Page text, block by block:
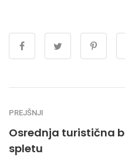
PREJŠNJI
Osrednja turistična
spletu